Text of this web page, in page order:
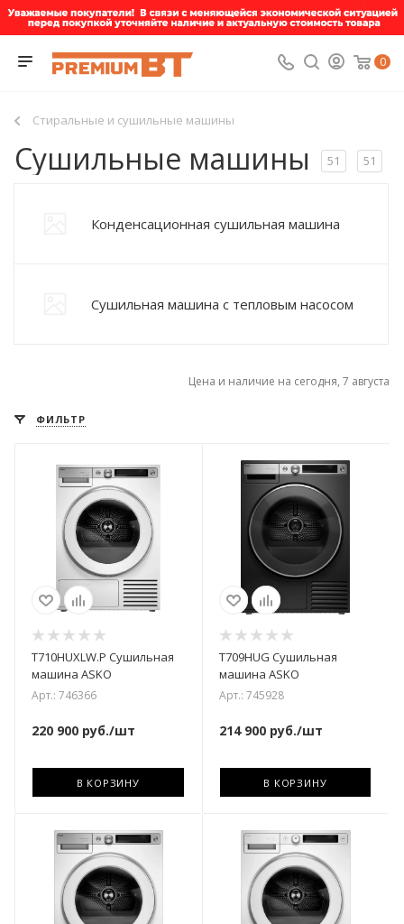
0
Стиральные и сушильные машины
Сушильные машины 51 51
Конденсационная сушильная машина
Сушильная машина с тепловым насосом
Цена и наличие на сегодня, 7 августа
ФИЛЬТР
T710HUXLW.P Сушильная
машина ASKO
Арт.: 746366
220 900 руб./шт
В КОРЗИНУ
T709HUG Сушильная
машина ASKO
Арт.: 745928
214 900руб./шт
В КОРЗИНУ